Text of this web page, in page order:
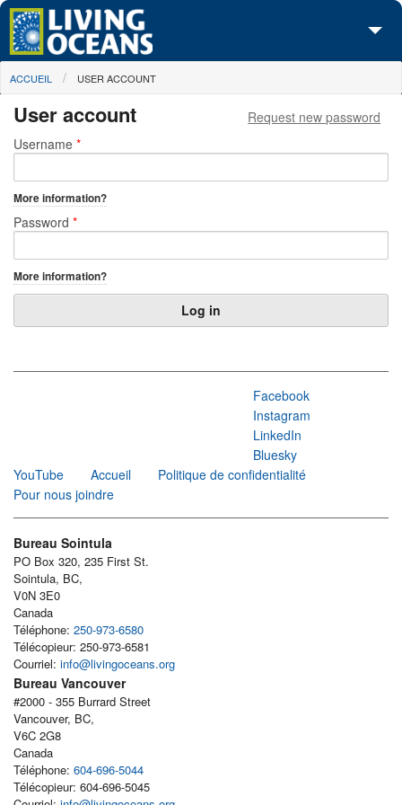
Skip to main content
À propos de nous
Nos campagnes
Les Cartes
You are here
ACCUEIL USER ACCOUNT
User account
Primary tabs
Request new password
Username *
More information?
Password *
More information?
Facebook
Instagram
LinkedIn
Bluesky
YouTube
Accueil
Politique de confidentialité
Pour nous joindre
Bureau Sointula
PO Box 320, 235 First St.
Sointula, BC,
V0N 3E0
Canada
Téléphone: 250-973-6580
Télécopieur: 250-973-6581
Courriel: info@livingoceans.org
Bureau Vancouver
#2000 - 355 Burrard Street
Vancouver, BC,
V6C 2G8
Canada
Téléphone: 604-696-5044
Télécopieur: 604-696-5045